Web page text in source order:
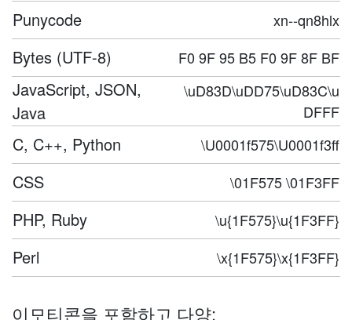
Punycode xn--qn8hlx
Bytes (UTF-8) F0 9F 95 B5 F0 9F 8F BF
JavaScript, JSON,
Java
\uD83D\uDD75\uD83C\u
DFFF
C, C++, Python \U0001f575\U0001f3ff
CSS \01F575 \01F3FF
PHP, Ruby \u{1F575}\u{1F3FF}
Perl \x{1F575}\x{1F3FF}
이모티콘을 포함하고 다양: